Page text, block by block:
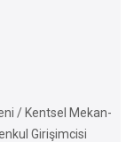
/ Kentsel Mekan-
Girişimcisi